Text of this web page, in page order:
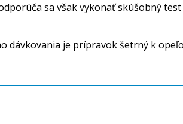
sa však vykonať skúšobný
dávkovania je prípravok šetrný k